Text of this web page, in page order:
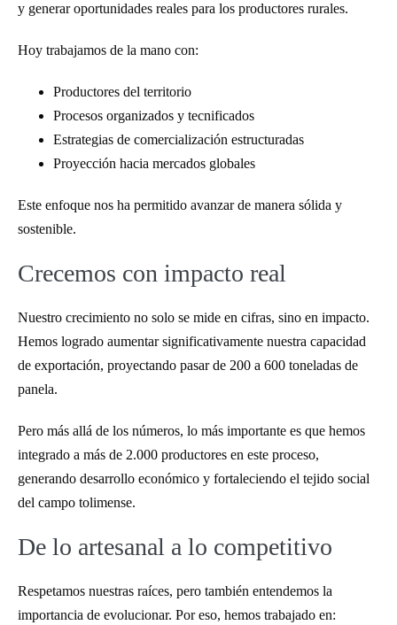
y generar oportunidades reales para los productores rurales.
Hoy trabajamos de la mano con:
Productores del territorio
Procesos organizados y tecnificados
Estrategias de comercialización estructuradas
Proyección hacia mercados globales
Este enfoque nos ha permitido avanzar de manera sólida y
sostenible.
Crecemos con impacto real
Nuestro crecimiento no solo se mide en cifras, sino en impacto.
Hemos logrado aumentar significativamente nuestra capacidad
de exportación, proyectando pasar de 200 a 600 toneladas de
panela.
Pero más allá de los números, lo más importante es que hemos
integrado a más de 2.000 productores en este proceso,
generando desarrollo económico y fortaleciendo el tejido social
del campo tolimense.
De lo artesanal a lo competitivo
Respetamos nuestras raíces, pero también entendemos la
importancia de evolucionar. Por eso, hemos trabajado en: